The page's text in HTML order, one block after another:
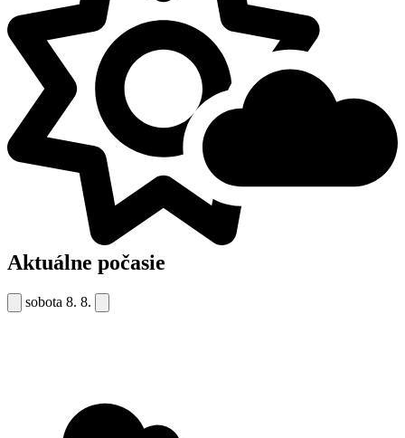
Aktuálne počasie
sobota 8. 8.